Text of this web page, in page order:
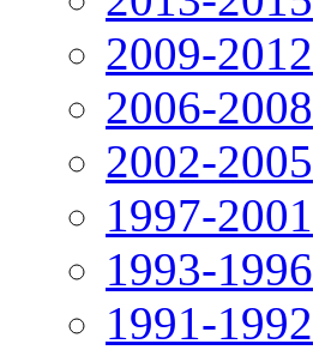
2009-2012
2006-2008
2002-2005
1997-2001
1993-1996
1991-1992